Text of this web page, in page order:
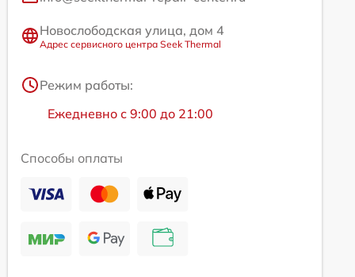
Новослободская улица, дом 4
Адрес сервисного центра Seek Thermal
Режим работы:
Ежедневно с 9:00 до 21:00
Способы оплаты